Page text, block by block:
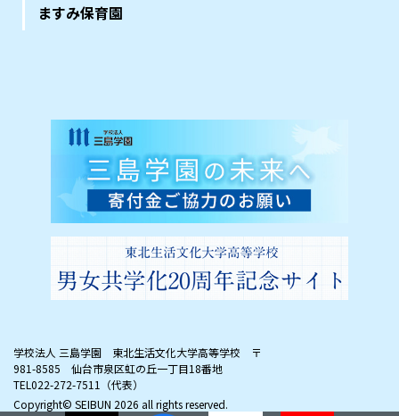
ますみ保育園
学校法人 三島学園 東北生活文化大学高等学校
〒
981-8585 仙台市泉区虹の丘一丁目18番地
TEL022-272-7511（代表）
Copyright© SEIBUN 2026 all rights reserved.